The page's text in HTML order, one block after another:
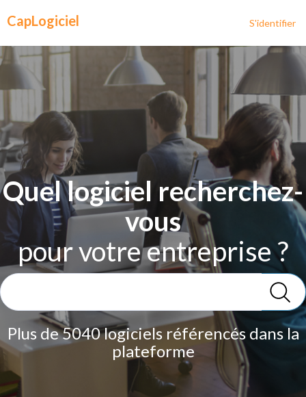
CapLogiciel S'identifier
Quel logiciel recherchez-
vous
pour votre entreprise ?
Plus de 5040 logiciels référencés dans la
plateforme